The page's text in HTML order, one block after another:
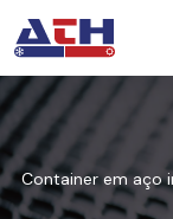
Container em aço